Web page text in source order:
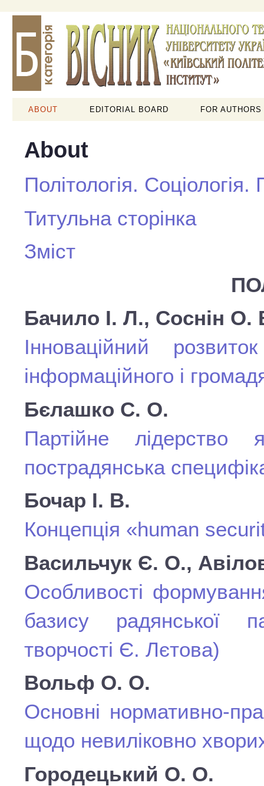
ABOUT EDITORIAL BOARD FOR AUTHORS
About
Політологія.
Титульна сторінка
Зміст
Бачило І. Л., Соснін О.
Інноваційний
інформаційного і
Бєлашко С. О.
Партійне лідерство
пострадянська
Бочар І. В.
Концепція «human
Васильчук Є. О.,
Особливості
базису радянської
творчості Є. Лєтова)
Вольф О. О.
Основні нормативно-
щодо невиліковно хворих
Городецький О. О.